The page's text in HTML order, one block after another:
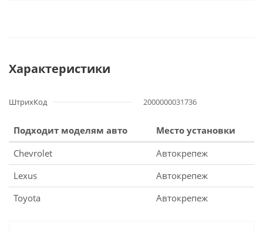
Характеристики
ШтрихКод 2000000031736
Подходит моделям авто
Место установки
Chevrolet
Автокрепеж
Lexus
Автокрепеж
Toyota
Автокрепеж